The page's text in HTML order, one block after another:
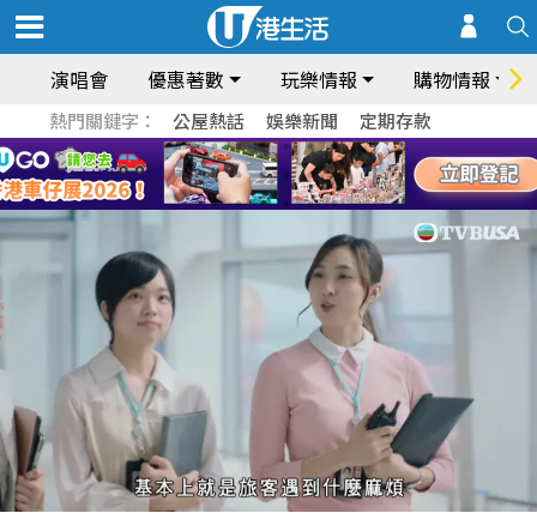
演唱會 優惠著數 玩樂情報 購物情報
熱門關鍵字： 公屋熱話 娛樂新聞 定期存款